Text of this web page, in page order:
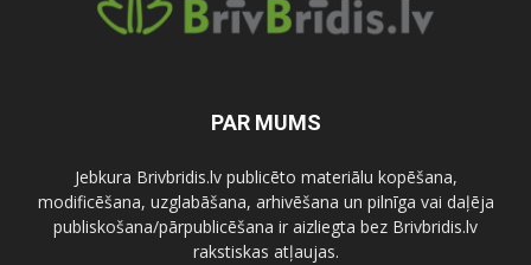
PAR MUMS
Jebkura Brivbridis.lv publicēto materiālu kopēšana,
modificēšana, uzglabāšana, arhivēšana un pilnīga vai daļēja
publiskošana/pārpublicēšana ir aizliegta bez Brivbridis.lv
rakstiskas atļaujas.